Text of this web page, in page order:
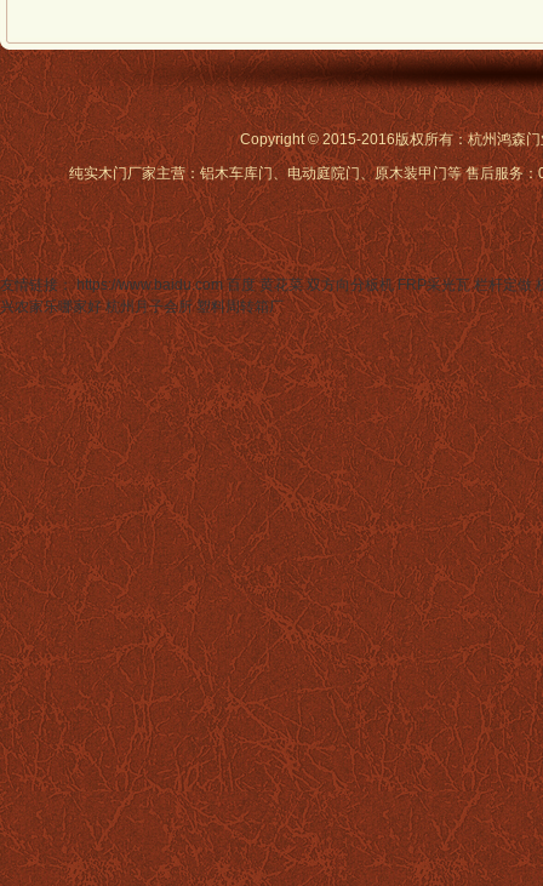
Copyright © 2015-2016版权所有：杭州鸿森
纯实木门厂家主营：铝木车库门、电动庭院门、原木装甲门等 售后服务
友情链接： https://www.baidu.com 百度黄花菜 双方向分板机 FRP采光瓦 栏杆定做
兴农家乐哪家好 杭州月子会所 塑料周转箱厂